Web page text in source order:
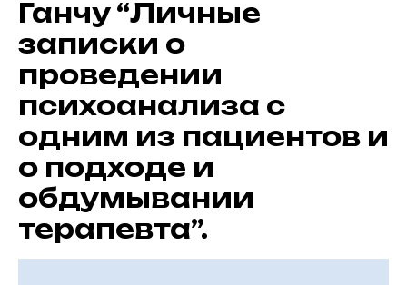
Ганчу “Личные
записки о
проведении
психоанализа с
одним из пациентов и
о подходе и
обдумывании
терапевта”.